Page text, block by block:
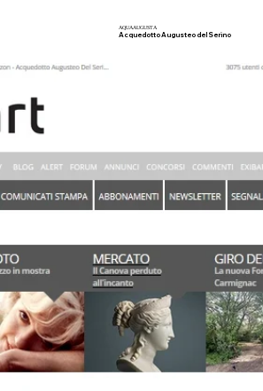
AQUAAUGUSTA
Acquedotto Augusteo del Serino